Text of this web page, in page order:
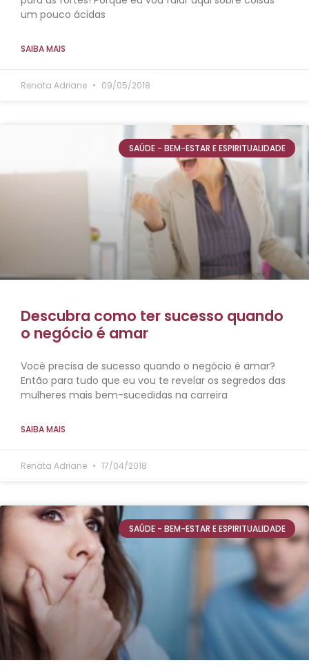
um pouco ácidas
SAIBA MAIS
Renata Adriane 09/05/2018
SAÚDE - BEM-ESTAR E ESPIRITUALIDADE
Descubra como ter sucesso quando
o negócio é amar
Você precisa de sucesso quando o negócio é amar?
Então para tudo que eu vou te revelar os segredos das
mulheres mais bem-sucedidas na carreira
SAIBA MAIS
Renata Adriane 17/04/2018
SAÚDE - BEM-ESTAR E ESPIRITUALIDADE